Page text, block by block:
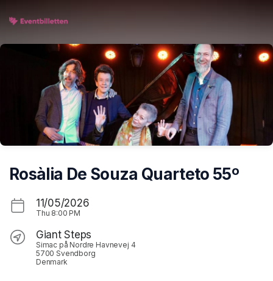
Rosàlia De Souza Quarteto 55º
11/05/2026
Thu 8:00 PM
Giant Steps
Simac på Nordre Havnevej 4
5700 Svendborg
Denmark